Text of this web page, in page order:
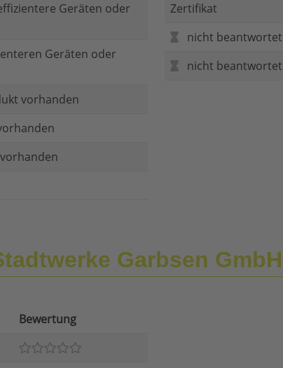
Geräten oder
Geräten oder
vorhanden
Zertifikat
nicht beantwortet
nicht beantwortet
Garbsen GmbH
Bewertung